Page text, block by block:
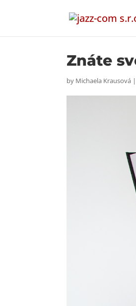
Znáte
by Michaela Krausová